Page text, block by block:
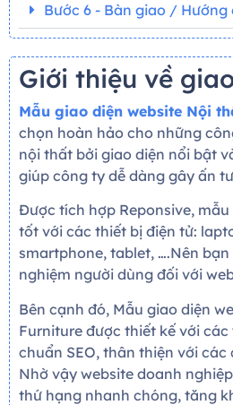
Bước 6 - Bàn giao / Hướng
Giới thiệu về
Mẫu giao diện website Nội
chọn hoàn hảo cho những
nội thất bởi giao diện nổi bật
giúp công ty dễ dàng gây ấn
Được tích hợp Reponsive,
tốt với các thiết bị điện tử:
smartphone, tablet, ….Nên
nghiệm người dùng đối với
Bên cạnh đó, Mẫu giao diện
Furniture được thiết kế với
chuẩn SEO, thân thiện với các
Nhờ vậy website doanh
thứ hạng nhanh chóng, tăng